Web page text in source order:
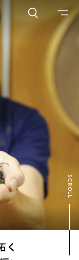
日本茶、再発見
Lab.
COLUMN
抹茶
く
SCROLL